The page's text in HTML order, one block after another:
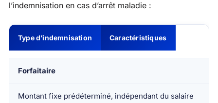
l’indemnisation en cas d’arrêt maladie :
Type d’indemnisation Caractéristiques
Forfaitaire
Montant fixe prédéterminé, indépendant du salaire